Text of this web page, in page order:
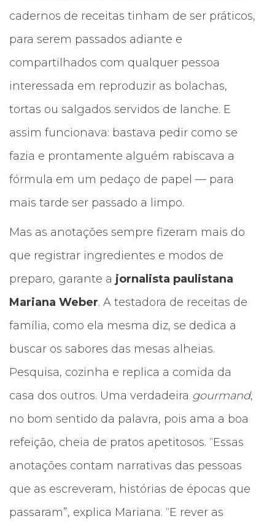
cadernos de receitas tinham de ser práticos,
para serem passados adiante e
compartilhados com qualquer pessoa
interessada em reproduzir as bolachas,
tortas ou salgados servidos de lanche. E
assim funcionava: bastava pedir como se
fazia e prontamente alguém rabiscava a
fórmula em um pedaço de papel — para
mais tarde ser passado a limpo.
Mas as anotações sempre fizeram mais do
que registrar ingredientes e modos de
preparo, garante a jornalista paulistana
Mariana Weber. A testadora de receitas de
família, como ela mesma diz, se dedica a
buscar os sabores das mesas alheias.
Pesquisa, cozinha e replica a comida da
casa dos outros. Uma verdadeira gourmand,
no bom sentido da palavra, pois ama a boa
refeição, cheia de pratos apetitosos. “Essas
anotações contam narrativas das pessoas
que as escreveram, histórias de épocas que
passaram”, explica Mariana. “E rever as